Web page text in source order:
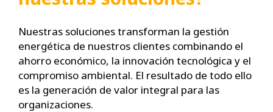
Nuestras soluciones transforman la gestión
energética de nuestros clientes combinando el
ahorro económico, la innovación tecnológica y el
compromiso ambiental. El resultado de todo ello
es la generación de valor integral para las
organizaciones.